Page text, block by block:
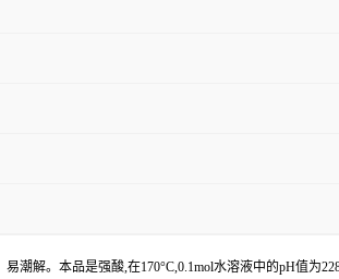
潮解。本品是强酸,在170°C,0.1mol水溶液中的pH值